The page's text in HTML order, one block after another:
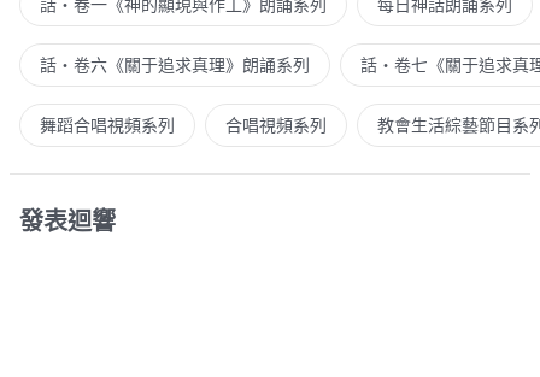
話・卷一《神的顯現與作工》朗誦系列 每日神話朗誦系列
話・卷六《關于追求真理》朗誦系列 話・卷七《關于追求真
舞蹈合唱視頻系列 合唱視頻系列 教會生活綜藝節目系
發表迴響